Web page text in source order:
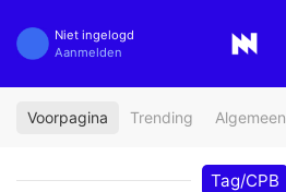
Niet ingelogd
Aanmelden
Voorpagina Trending Algemeen
Tag/CPB